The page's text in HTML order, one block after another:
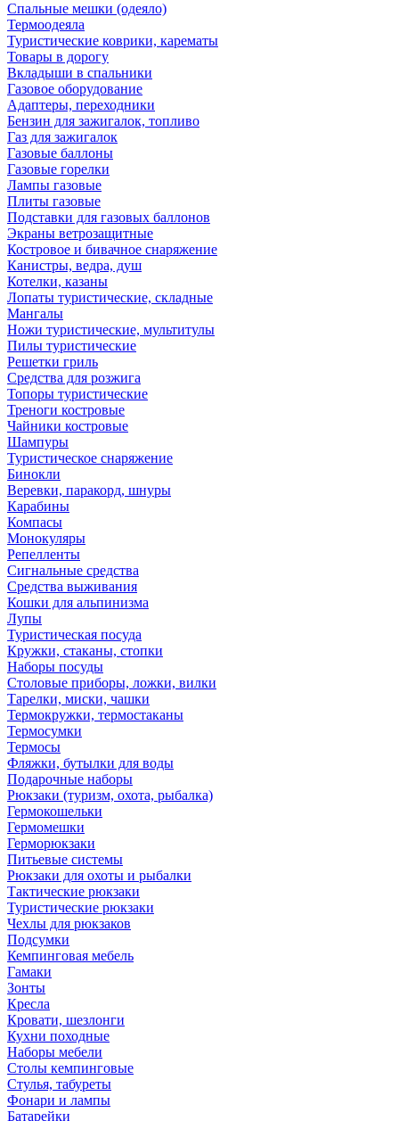
Спальные мешки (одеяло)
Термоодеяла
Туристические коврики, карематы
Товары в дорогу
Вкладыши в спальники
Газовое оборудование
Адаптеры, переходники
Бензин для зажигалок, топливо
Газ для зажигалок
Газовые баллоны
Газовые горелки
Лампы газовые
Плиты газовые
Подставки для газовых баллонов
Экраны ветрозащитные
Костровое и бивачное снаряжение
Канистры, ведра, душ
Котелки, казаны
Лопаты туристические, складные
Мангалы
Ножи туристические, мультитулы
Пилы туристические
Решетки гриль
Средства для розжига
Топоры туристические
Треноги костровые
Чайники костровые
Шампуры
Туристическое снаряжение
Бинокли
Веревки, паракорд, шнуры
Карабины
Компасы
Монокуляры
Репелленты
Сигнальные средства
Средства выживания
Кошки для альпинизма
Лупы
Туристическая посуда
Кружки, стаканы, стопки
Наборы посуды
Столовые приборы, ложки, вилки
Тарелки, миски, чашки
Термокружки, термостаканы
Термосумки
Термосы
Фляжки, бутылки для воды
Подарочные наборы
Рюкзаки (туризм, охота, рыбалка)
Гермокошельки
Гермомешки
Герморюкзаки
Питьевые системы
Рюкзаки для охоты и рыбалки
Тактические рюкзаки
Туристические рюкзаки
Чехлы для рюкзаков
Подсумки
Кемпинговая мебель
Гамаки
Зонты
Кресла
Кровати, шезлонги
Кухни походные
Наборы мебели
Столы кемпинговые
Стулья, табуреты
Фонари и лампы
Батарейки